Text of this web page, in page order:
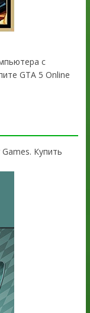
с
GTA 5 Online
Купить